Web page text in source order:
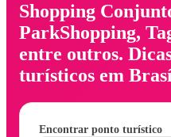
Shopping
ParkShopping,
entre outros.
turísticos em
Encontrar ponto turístico